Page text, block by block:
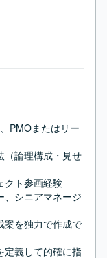
PMOまたはリー
（論理構成・見せ
クト参画経験
、シニアマネージ
案を独力で作成で
定義して的確に指